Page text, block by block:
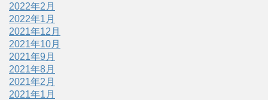
2022年2月
2022年1月
2021年12月
2021年10月
2021年9月
2021年8月
2021年2月
2021年1月